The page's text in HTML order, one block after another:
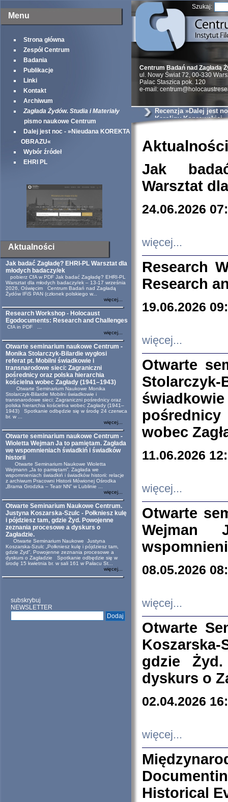
Menu
Strona główna
Zespół Centrum
Badania
Publikacje
Linki
Kontakt
Archiwum
Zagłada Żydów. Studia i Materiały
pismo naukowe Centrum
Dalej jest noc - »Nieudana KOREKTA
OBRAZU«
Wybór źródeł
EHRI PL
Aktualności
Jak badać Zagładę? EHRI-PL Warsztat dla
młodych badaczy/ek
pobierz CfA w PDF Jak badać Zagładę? EHRI-PL
Warsztat dla młodych badaczy/ek – 13-17 września
2026, Oświęcim Centrum Badań nad Zagładą
Żydów IFiS PAN (członek polskiego w...
więcej...
Research Workshop - Holocaust
Egodocuments: Research and Challenges
CfA in PDF ...
więcej...
Otwarte seminarium naukowe Centrum -
Monika Stolarczyk-Bilardie wygłosi
referat pt. Mobilni świadkowie i
transnarodowe sieci: Zagraniczni
pośrednicy oraz polska hierarchia
kościelna wobec Zagłady (1941–1943)
Otwarte Seminarium Naukowe Monika
Stolarczyk-Bilardie Mobilni świadkowie i
transnarodowe sieci: Zagraniczni pośrednicy oraz
polska hierarchia kościelna wobec Zagłady (1941–
1943) Spotkanie odbędzie się w środę 24 czerwca
br. w ...
więcej...
Otwarte seminarium naukowe Centrum -
Wioletta Wejman Ja to pamiętam. Zagłada
we wspomnieniach świadkiń i świadków
historii
Otwarte Seminarium Naukowe Wioletta
Wejmann „Ja to pamiętam”. Zagłada we
wspomnieniach świadkiń i świadków historii: relacje
z archiwum Pracowni Historii Mówionej Ośrodka
„Brama Grodzka – Teatr NN” w Lublinie ...
więcej...
Otwarte Seminarium Naukowe Centrum.
Justyna Koszarska-Szulc - Połkniesz kulę
i pójdziesz tam, gdzie Żyd. Powojenne
zeznania procesowe a dyskurs o
Zagładzie.
Otwarte Seminarium Naukowe Justyna
Koszarska-Szulc „Połkniesz kulę i pójdziesz tam,
gdzie Żyd”. Powojenne zeznania procesowe a
dyskurs o Zagładzie Spotkanie odbędzie się w
środę 15 kwietnia br. w sali 161 w Pałacu St...
więcej...
subskrybuj
NEWSLETTER
Szukaj:
Centrum Badań nad Zagładą
ul. Nowy Świat 72, 00-330
Palac Staszica pok. 120
e-mail:
Recenzja »Dalej jest
Karoliny Koprowskiej
Aktualności
Jak
Warsztat
24.06.2026
więcej...
Research
Research
19.06.2026
więcej...
Otwarte
wobec
11.06.2026
więcej...
Otwarte
Wejman
08.05.2026
więcej...
Otwarte
Koszarska-
gdzie
dyskurs o
02.04.2026
więcej...
Historical